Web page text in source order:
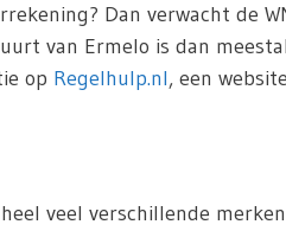
Dan verwacht de
van Ermelo is dan
op Regelhulp.nl, een
veel verschillende merken